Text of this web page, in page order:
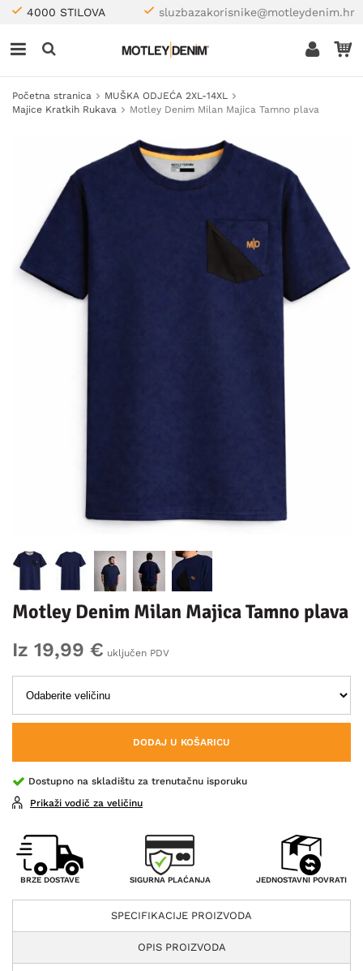
4000 STILOVA sluzbazakorisnike@motleydenim.hr
Početna stranica
MUŠKA ODJEĆA 2XL-14XL
Majice Kratkih Rukava
Motley Denim Milan Majica Tamno plava
Motley Denim Milan Majica Tamno plava
Iz 19,99 € uključen PDV
DODAJ U KOŠARICU
Dostupno na skladištu za trenutačnu isporuku
Prikaži vodič za veličinu
BRZE DOSTAVE SIGURNA PLAĆANJA JEDNOSTAVNI POVRATI
SPECIFIKACIJE PROIZVODA
OPIS PROIZVODA